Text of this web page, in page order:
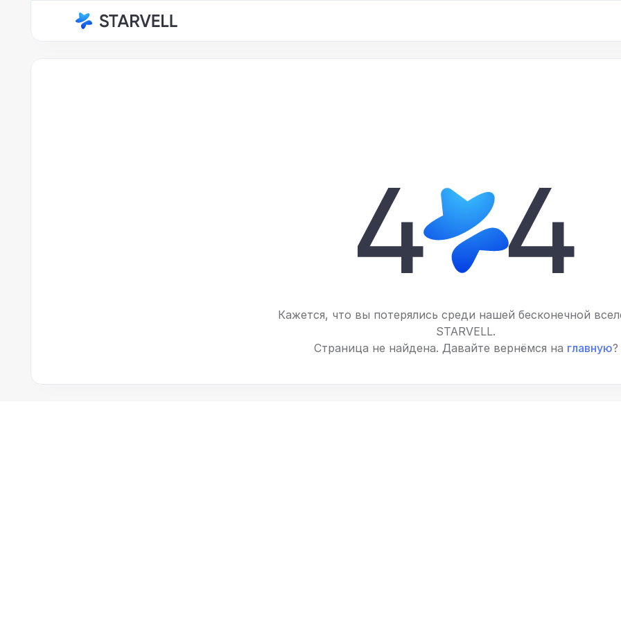
Кажется, что вы потерялись среди нашей бесконечной
STARVELL.
Страница не найдена. Давайте вернёмся на главную?